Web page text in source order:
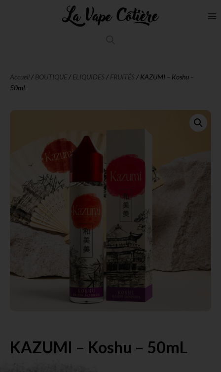
Accueil/ BOUTIQUE/ ELIQUIDES / FRUITÉS / KAZUMI – Koshu –
50mL
KAZUMI – Koshu – 50mL